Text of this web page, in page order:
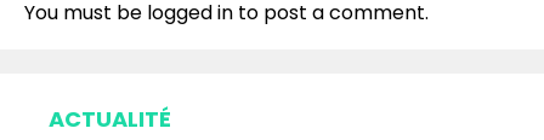
You must be logged in to post a comment.
ACTUALITÉ